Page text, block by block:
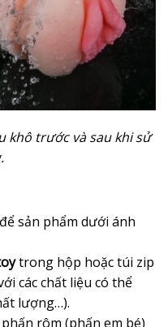
khô trước và sau khi sử
sản phẩm dưới ánh
trong hộp hoặc túi zip
các chất liệu có thể
lượng…).
rôm (phấn em bé)